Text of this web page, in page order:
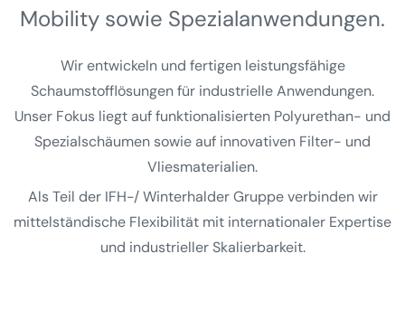
Mobility sowie Spezial­anwendungen.
Wir entwickeln und fertigen leistungsfähige
Schaumstofflösungen für industrielle Anwendungen.
Unser Fokus liegt auf funktionalisierten Polyurethan- und
Spezialschäumen sowie auf innovativen Filter- und
Vliesmaterialien.
Als Teil der IFH-/ Winterhalder Gruppe verbinden wir
mittelständische Flexibilität mit internationaler Expertise
und industrieller Skalierbarkeit.